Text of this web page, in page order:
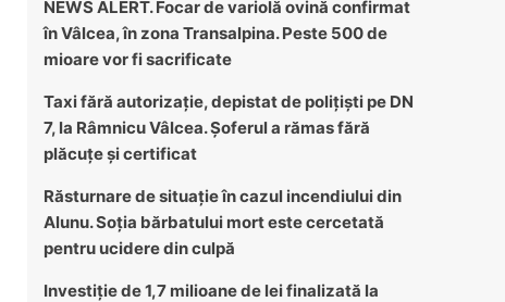
NEWS ALERT. Focar de variolă ovină confirmat
în Vâlcea, în zona Transalpina. Peste 500 de
mioare vor fi sacrificate
Taxi fără autorizație, depistat de polițiști pe DN
7, la Râmnicu Vâlcea. Șoferul a rămas fără
plăcuțe și certificat
Răsturnare de situație în cazul incendiului din
Alunu. Soția bărbatului mort este cercetată
pentru ucidere din culpă
Investiție de 1,7 milioane de lei finalizată la